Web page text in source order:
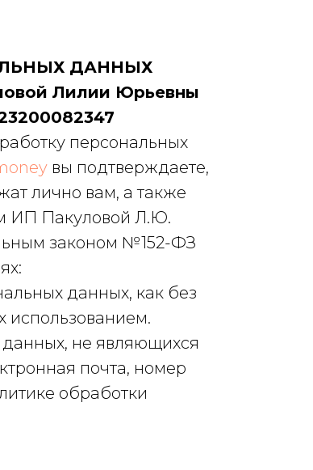
ДАННЫХ
Лилии Юрьевны
персональных
вы подтверждаете,
лично вам, а также
ИП Пакуловой Л.Ю.
законом №152-ФЗ
данных, как без
использованием.
не являющихся
почта, номер
обработки